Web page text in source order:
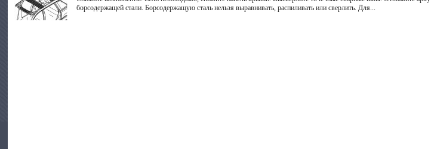
борсодержащей стали. Борсодержащую сталь нельзя выравнивать, распиливать или сверлить. Для...